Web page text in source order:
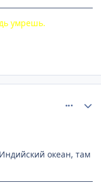
умрешь.
океан, там